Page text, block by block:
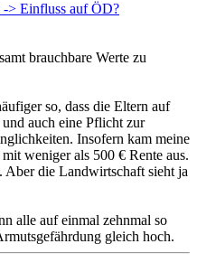
-> Einfluss auf ÖD?
brauchbare Werte zu
so, dass die Eltern auf
auch eine Pflicht zur
Insofern kam meine
weniger als 500 € Rente aus.
Aber die Landwirtschaft sieht ja
alle auf einmal zehnmal so
gleich hoch.